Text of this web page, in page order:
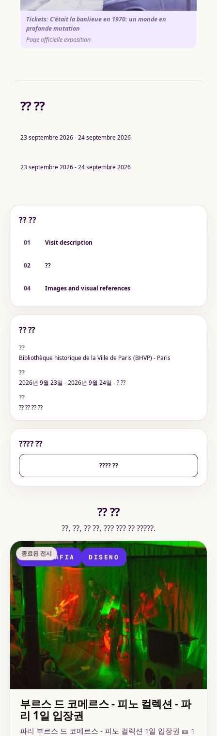
Tickets: C'était la banlieue en 1970: un monde en
profonde mutation
Page officielle exposition
?? ??
23 septembre 2026 - 24 septembre 2026
23 septembre 2026 - 24 septembre 2026
?? ??
01 Visit description
02 ??
04 Images and visual references
?? ??
??
Bibliothèque historique de la Ville de Paris (BHVP) - Paris
??
2026년 9월 23일 - 2026년 9월 24일 - ? ??
??
?? ?? ?? ??
???? ??
???? ??
?? ??
??, ??, ?? ??, ??? ??? ?? ?????.
종료된 전시
FOTOGRAFIA DISENO
부르스 드 코메르스 - 피노 컬렉션 - 파
리 1일 입장권
파리 부르스 드 코메르스 - 피노 컬렉션 1일 입장권 🎫 1